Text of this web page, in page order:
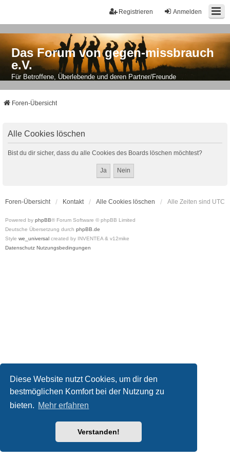
Diese Website nutzt Cookies, um dir den
bestmöglichen Komfort bei der Nutzung zu
bieten. Mehr erfahren
Verstanden!
Anmelden
Registrieren
Das Forum von gegen-missbrauch
e.V.
Für Betroffene, Überlebende und deren Partner/Freunde
Foren-Übersicht
Alle Cookies löschen
Bist du dir sicher, dass du alle Cookies des Boards löschen möchtest?
Foren-Übersicht Kontakt Alle Cookies löschen Alle Zeiten sind UTC
Powered by phpBB® Forum Software © phpBB Limited
Deutsche Übersetzung durch phpBB.de
Style we_universal created by INVENTEA & v12mike
Datenschutz Nutzungsbedingungen